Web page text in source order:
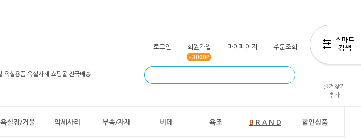
로그인 회원가입
+3000P
마이페이지 주문조회 장바구니
즐겨찾기
추가
욕실장/거울 악세사리 부속/자재 비데 욕조 B R A N D 할인상품